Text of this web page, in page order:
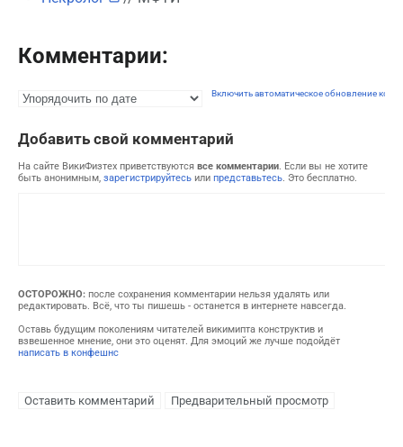
Комментарии:
Включить автоматическое обновление
Добавить свой комментарий
На сайте ВикиФизтех приветствуются все комментарии. Если вы не хотите
быть анонимным, зарегистрируйтесь или представьтесь. Это бесплатно.
ОСТОРОЖНО: после сохранения комментарии нельзя удалять или
редактировать. Всё, что ты пишешь - останется в интернете навсегда.
Оставь будущим поколениям читателей викимипта конструктив и
взвешенное мнение, они это оценят. Для эмоций же лучше подойдёт
написать в конфешнс